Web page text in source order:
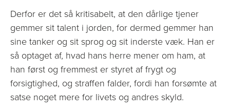
Derfor er det så kritisabelt, at den dårlige tjener
gemmer sit talent i jorden, for dermed gemmer han
sine tanker og sit sprog og sit inderste væk. Han er
så optaget af, hvad hans herre mener om ham, at
han først og fremmest er styret af frygt og
forsigtighed, og straffen falder, fordi han forsømte at
satse noget mere for livets og andres skyld.